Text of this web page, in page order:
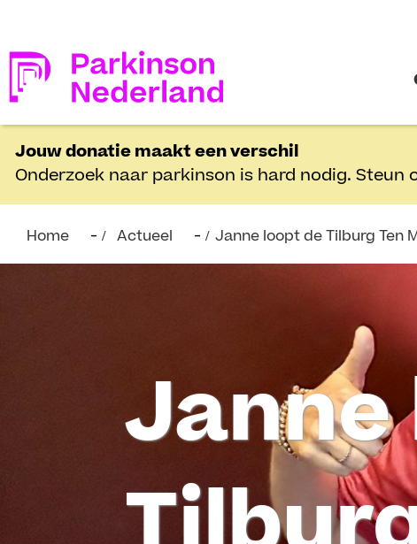
Jouw donatie maakt een verschil
Onderzoek naar parkinson is hard nodig.
Home Actueel Janne loopt de Tilburg Ten